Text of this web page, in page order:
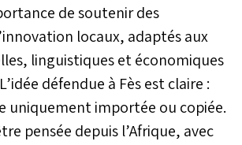
de soutenir des
locaux, adaptés aux
linguistiques et économiques
défendue à Fès est claire :
uniquement importée ou copiée.
pensée depuis l’Afrique, avec